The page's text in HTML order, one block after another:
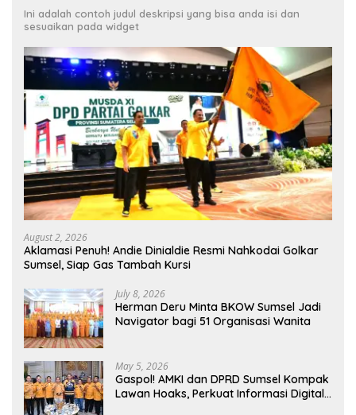
Ini adalah contoh judul deskripsi yang bisa anda isi dan
sesuaikan pada widget
August 2, 2026
Aklamasi Penuh! Andie Dinialdie Resmi Nahkodai Golkar
Sumsel, Siap Gas Tambah Kursi
July 8, 2026
Herman Deru Minta BKOW Sumsel Jadi
Navigator bagi 51 Organisasi Wanita
May 5, 2026
Gaspol! AMKI dan DPRD Sumsel Kompak
Lawan Hoaks, Perkuat Informasi Digital